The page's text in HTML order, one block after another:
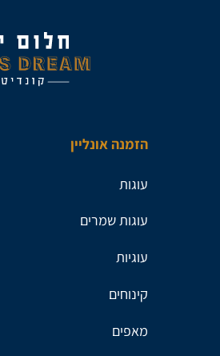
הזמנה אונליין
עוגות
עוגות שמרים
עוגיות
קינוחים
מאפים